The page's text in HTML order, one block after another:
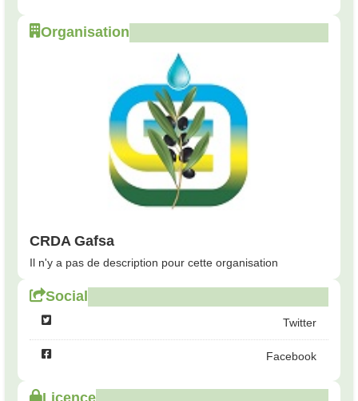
Organisation
CRDA Gafsa
Il n'y a pas de description pour cette organisation
Social
Twitter
Facebook